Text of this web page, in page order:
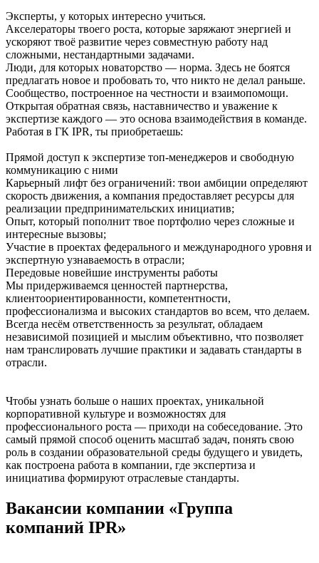
Эксперты, у которых интересно учиться.
Акселераторы твоего роста, которые заряжают энергией и
ускоряют твоё развитие через совместную работу над
сложными, нестандартными задачами.
Люди, для которых новаторство — норма. Здесь не боятся
предлагать новое и пробовать то, что никто не делал раньше.
Сообщество, построенное на честности и взаимопомощи.
Открытая обратная связь, наставничество и уважение к
экспертизе каждого — это основа взаимодействия в команде.
Работая в ГК IPR, ты приобретаешь:
Прямой доступ к экспертизе топ-менеджеров и свободную
коммуникацию с ними
Карьерный лифт без ограничений: твои амбиции определяют
скорость движения, а компания предоставляет ресурсы для
реализации предпринимательских инициатив;
Опыт, который пополнит твое портфолио через сложные и
интересные вызовы;
Участие в проектах федерального и международного уровня и
экспертную узнаваемость в отрасли;
Передовые новейшие инструменты работы
Мы придерживаемся ценностей партнерства,
клиентоориентированности, компетентности,
профессионализма и высоких стандартов во всем, что делаем.
Всегда несём ответственность за результат, обладаем
независимой позицией и мыслим объективно, что позволяет
нам транслировать лучшие практики и задавать стандарты в
отрасли.
Чтобы узнать больше о наших проектах, уникальной
корпоративной культуре и возможностях для
профессионального роста — приходи на собеседование. Это
самый прямой способ оценить масштаб задач, понять свою
роль в создании образовательной среды будущего и увидеть,
как построена работа в компании, где экспертиза и
инициатива формируют отраслевые стандарты.
Вакансии компании «Группа
компаний IPR»